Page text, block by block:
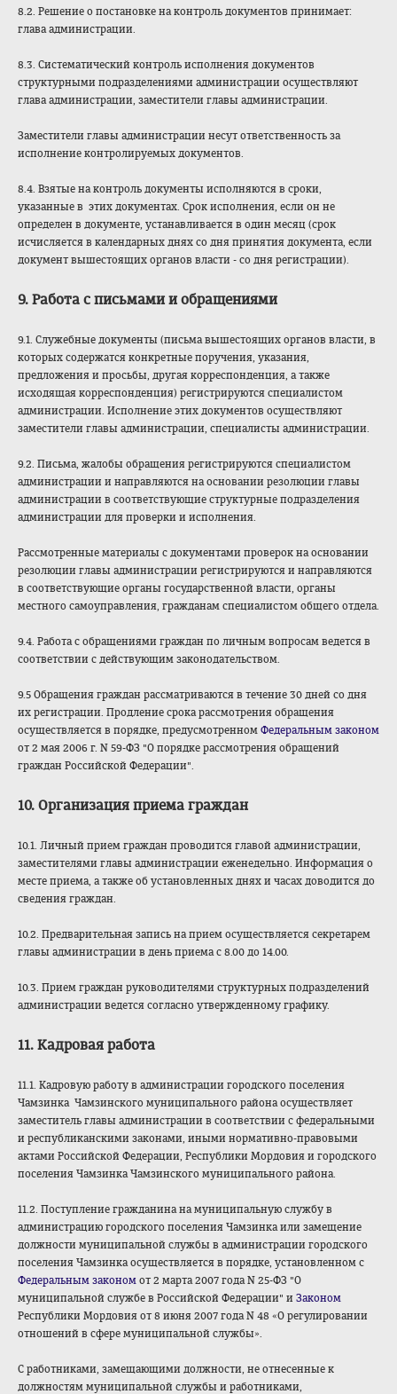
8.2. Решение о постановке на контроль документов принимает:
глава администрации.
8.3. Систематический контроль исполнения документов
структурными подразделениями администрации осуществляют
глава администрации, заместители главы администрации.
Заместители главы администрации несут ответственность за
исполнение контролируемых документов.
8.4. Взятые на контроль документы исполняются в сроки,
указанные в этих документах. Срок исполнения, если он не
определен в документе, устанавливается в один месяц (срок
исчисляется в календарных днях со дня принятия документа, если
документ вышестоящих органов власти - со дня регистрации).
9. Работа с письмами и обращениями
9.1. Служебные документы (письма вышестоящих органов власти, в
которых содержатся конкретные поручения, указания,
предложения и просьбы, другая корреспонденция, а также
исходящая корреспонденция) регистрируются специалистом
администрации. Исполнение этих документов осуществляют
заместители главы администрации, специалисты администрации.
9.2. Письма, жалобы обращения регистрируются специалистом
администрации и направляются на основании резолюции главы
администрации в соответствующие структурные подразделения
администрации для проверки и исполнения.
Рассмотренные материалы с документами проверок на основании
резолюции главы администрации регистрируются и направляются
в соответствующие органы государственной власти, органы
местного самоуправления, гражданам специалистом общего отдела.
9.4. Работа с обращениями граждан по личным вопросам ведется в
соответствии с действующим законодательством.
9.5 Обращения граждан рассматриваются в течение 30 дней со дня
их регистрации. Продление срока рассмотрения обращения
осуществляется в порядке, предусмотренном Федеральным законом
от 2 мая 2006 г. N 59-ФЗ "О порядке рассмотрения обращений
граждан Российской Федерации".
10. Организация приема граждан
10.1. Личный прием граждан проводится главой администрации,
заместителями главы администрации еженедельно. Информация о
месте приема, а также об установленных днях и часах доводится до
сведения граждан.
10.2. Предварительная запись на прием осуществляется секретарем
главы администрации в день приема с 8.00 до 14.00.
10.3. Прием граждан руководителями структурных подразделений
администрации ведется согласно утвержденному графику.
11. Кадровая работа
11.1. Кадровую работу в администрации городского поселения
Чамзинка Чамзинского муниципального района осуществляет
заместитель главы администрации в соответствии с федеральными
и республиканскими законами, иными нормативно-правовыми
актами Российской Федерации, Республики Мордовия и городского
поселения Чамзинка Чамзинского муниципального района.
11.2. Поступление гражданина на муниципальную службу в
администрацию городского поселения Чамзинка или замещение
должности муниципальной службы в администрации городского
поселения Чамзинка осуществляется в порядке, установленном с
Федеральным законом от 2 марта 2007 года N 25-ФЗ "О
муниципальной службе в Российской Федерации" и Законом
Республики Мордовия от 8 июня 2007 года N 48 «О регулировании
отношений в сфере муниципальной службы».
С работниками, замещающими должности, не отнесенные к
должностям муниципальной службы и работниками,